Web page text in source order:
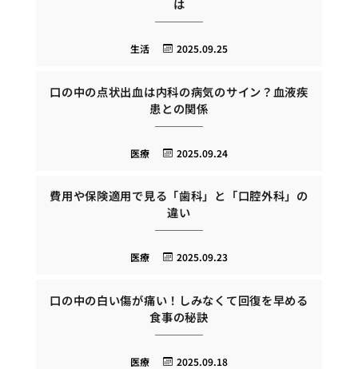
は
2025.09.25
生活
口の中の点状出血は内科の病気のサイン？血液疾
患との関係
2025.09.24
医療
費用や保険適用で見る「歯科」と「口腔外科」の
違い
2025.09.23
医療
口の中の白い傷が痛い！しみなくて回復を早める
食事の秘訣
2025.09.18
医療